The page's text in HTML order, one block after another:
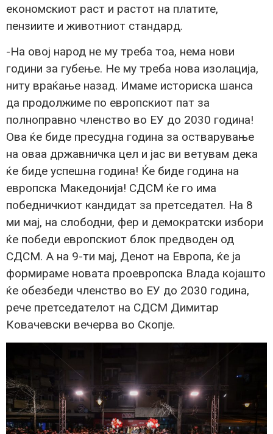
економскиот раст и растот на платите,
пензиите и животниот стандард.
-На овој народ не му треба тоа, нема нови
години за губење. Не му треба нова изолација,
ниту враќање назад. Имаме историска шанса
да продолжиме по европскиот пат за
полноправно членство во ЕУ до 2030 година!
Ова ќе биде пресудна година за остварување
на оваа државничка цел и јас ви ветувам дека
ќе биде успешна година! Ќе биде година на
европска Македонија! СДСМ ќе го има
победничкиот кандидат за претседател. На 8
ми мај, на слободни, фер и демократски избори
ќе победи европскиот блок предводен од
СДСМ. А на 9-ти мај, Денот на Европа, ќе ја
формираме новата проевропска Влада којашто
ќе обезбеди членство во ЕУ до 2030 година,
рече претседателот на СДСМ Димитар
Ковачевски вечерва во Скопје.